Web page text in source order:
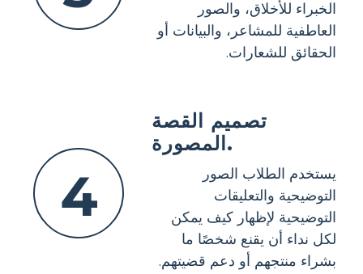
الخبراء للأخلاق، والصور
العاطفية للمشاعر، والبيانات أو
الحقائق للشعارات.
4
تصميم القصة
المصورة.
يستخدم الطلاب الصور
التوضيحية والتعليقات
التوضيحية لإظهار كيف يمكن
لكل نداء أن يقنع شخصًا ما
بشراء منتجهم أو دعم قضيتهم.